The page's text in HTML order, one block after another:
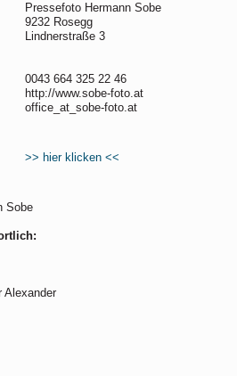
Pressefoto Hermann Sobe
9232 Rosegg
Lindnerstraße 3
0043 664 325 22 46
http://www.sobe-foto.at
office_at_sobe-foto.at
>> hier klicken <<
Sobe
Alexander